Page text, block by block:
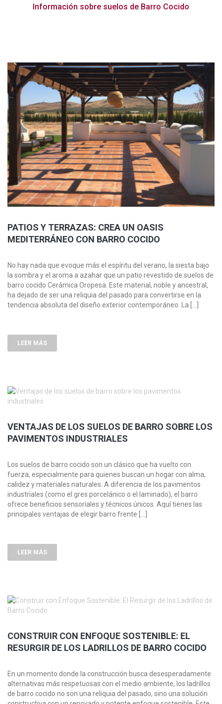
Información sobre suelos de Barro Cocido
PATIOS Y TERRAZAS: CREA UN OASIS
MEDITERRÁNEO CON BARRO COCIDO
No hay nada que evoque más el espíritu del verano, la siesta bajo
la sombra y el aroma a azahar que un patio revestido de suelos de
barro cocido Cerámica Oropesa. Este material, noble y ancestral,
ha dejado de ser una reliquia del pasado para convertirse en la
tendencia absoluta del diseño exterior contemporáneo. La […]
LEER MÁS
VENTAJAS DE LOS SUELOS DE BARRO SOBRE LOS
PAVIMENTOS INDUSTRIALES
Los suelos de barro cocido son un clásico que ha vuelto con
fuerza, especialmente para quienes buscan un hogar con alma,
calidez y materiales naturales. A diferencia de los pavimentos
industriales (como el gres porcelánico o el laminado), el barro
ofrece beneficios sensoriales y técnicos únicos. Aquí tienes las
principales ventajas de elegir barro frente […]
LEER MÁS
CONSTRUIR CON ENFOQUE SOSTENIBLE: EL
RESURGIR DE LOS LADRILLOS DE BARRO COCIDO
En un momento donde la construcción busca desesperadamente
alternativas más respetuosas con el medio ambiente, los ladrillos
de barro cocido no son una reliquia del pasado, sino una solución